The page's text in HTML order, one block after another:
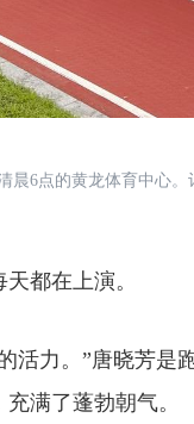
6点的黄龙体育中心。
都在上演。
力。”唐晓芳是
满了蓬勃朝气。